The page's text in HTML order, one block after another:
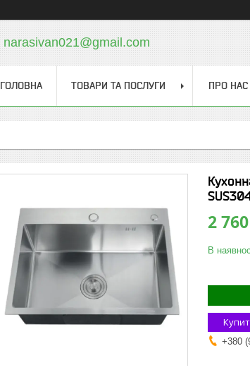
narasivan021@gmail.com
ГОЛОВНА ТОВАРИ ТА ПОСЛУГИ ПРО НАС
2
В
+380